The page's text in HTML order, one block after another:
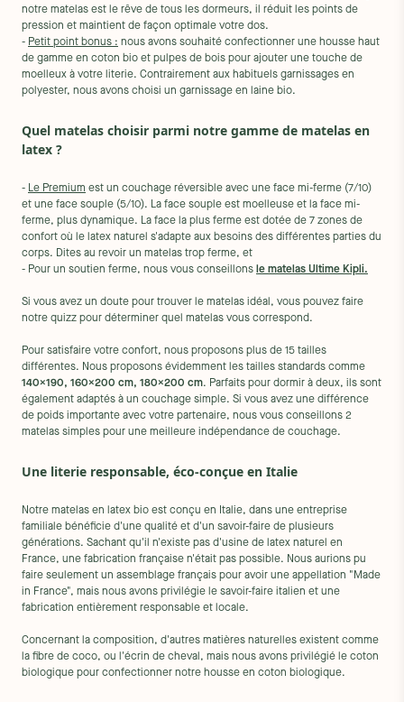
notre matelas est le rêve de tous les dormeurs, il réduit les points de
pression et maintient de façon optimale votre dos.
- Petit point bonus : nous avons souhaité confectionner une housse haut
de gamme en coton bio et pulpes de bois pour ajouter une touche de
moelleux à votre literie. Contrairement aux habituels garnissages en
polyester, nous avons choisi un garnissage en laine bio.
Quel matelas choisir parmi notre gamme de matelas en
latex ?
- Le Premium est un couchage réversible avec une face mi-ferme (7/10)
et une face souple (5/10). La face souple est moelleuse et la face mi-
ferme, plus dynamique. La face la plus ferme est dotée de 7 zones de
confort où le latex naturel s'adapte aux besoins des différentes parties du
corps. Dites au revoir un matelas trop ferme, et
- Pour un soutien ferme, nous vous conseillons le matelas Ultime Kipli.
Si vous avez un doute pour trouver le matelas idéal, vous pouvez faire
notre quizz pour déterminer quel matelas vous correspond.
Pour satisfaire votre confort, nous proposons plus de 15 tailles
différentes. Nous proposons évidemment les tailles standards comme
140x190, 160x200 cm, 180x200 cm. Parfaits pour dormir à deux, ils sont
également adaptés à un couchage simple. Si vous avez une différence
de poids importante avec votre partenaire, nous vous conseillons 2
matelas simples pour une meilleure indépendance de couchage.
Une literie responsable, éco-conçue en Italie
Notre matelas en latex bio est conçu en Italie, dans une entreprise
familiale bénéficie d'une qualité et d'un savoir-faire de plusieurs
générations. Sachant qu'il n'existe pas d'usine de latex naturel en
France, une fabrication française n'était pas possible. Nous aurions pu
faire seulement un assemblage français pour avoir une appellation "Made
in France", mais nous avons privilégie le savoir-faire italien et une
fabrication entièrement responsable et locale.
Concernant la composition, d'autres matières naturelles existent comme
la fibre de coco, ou l'écrin de cheval, mais nous avons privilégié le coton
biologique pour confectionner notre housse en coton biologique.